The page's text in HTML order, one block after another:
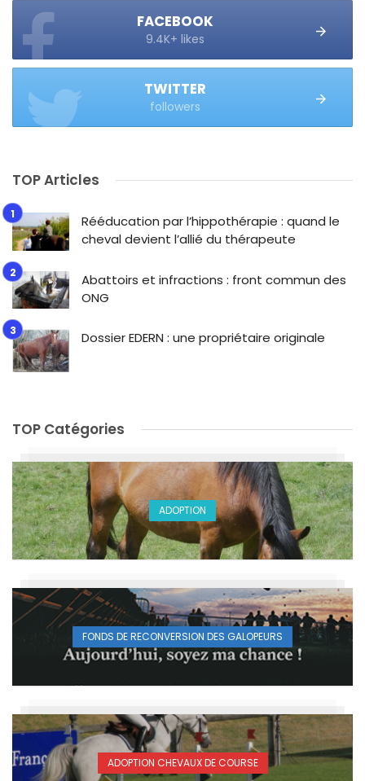
FACEBOOK
9.4K+ likes
TWITTER
followers
TOP Articles
Rééducation par l’hippothérapie : quand le
cheval devient l’allié du thérapeute
Abattoirs et infractions : front commun des
ONG
Dossier EDERN : une propriétaire originale
TOP Catégories
ADOPTION
FONDS DE RECONVERSION DES GALOPEURS
ADOPTION CHEVAUX DE COURSE